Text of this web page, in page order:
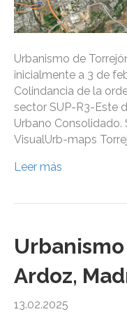
Urbanismo de
inicialmente a 3 de
Colindancia de la
sector SUP-R3-Este
Urbano
VisualUrb-maps
Leer más
Ardoz,
13.02.2025